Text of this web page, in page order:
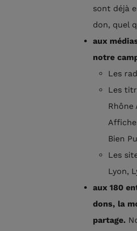
sont déjà
don, quel
aux
notre
Les
Les
Rhône
Bien
Les
Lyon,
aux 180
dons, la
partage.